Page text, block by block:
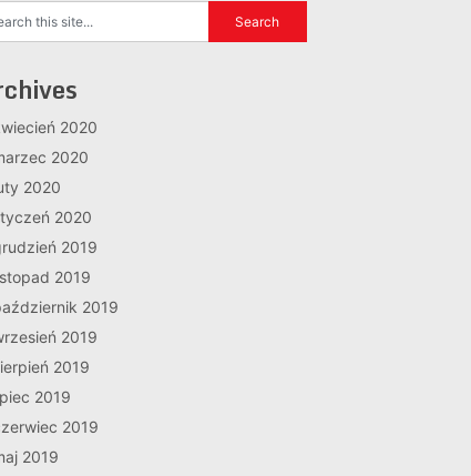
2020
2020
2020
2020
2019
2019
2019
2019
2019
2019
2019
2019